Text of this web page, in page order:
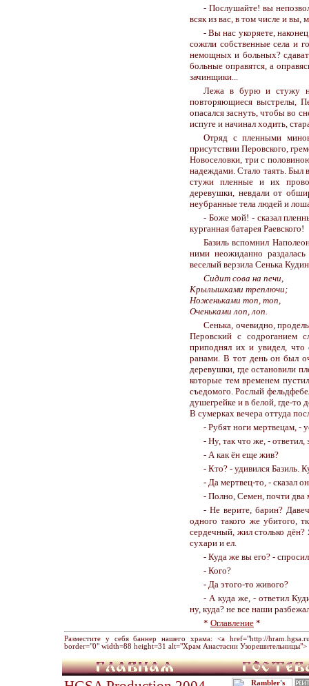
- Послушайте! вы
всяк из вас, в том числе и
- Вы нас укоряете,
сожгли собственные села и
немощных и больных?
больные оправятся, а
зачинщики...
Лежа в бурю и стужу
повторяющиеся выстрелы,
опасался заснуть, чтобы во
испуге и начинал ходить,
Отряд с пленными
присутствии Перовского,
Новоселовки, три с
надеждами. Стало таять. Был
стужи пленные и их
деревушки, невдали от
неубранные тела людей и
- Боже мой! - сказал
курганная батарея Раевского!
Базиль вспомнил
ними неожиданно
веселый верзила Сенька
Сидит сова на печи,
Крылышками треплючи;
Ноженьками топ, топ,
Оченьками лоп, лоп.
Сенька, очевидно,
Перовский с содроганием
приподнял их и увидел,
ранами. В тот день он был
деревушки, где остановили
которые тем временем
съедомого. Рослый
душегрейке и в белой, где-то
В сумерках вечера оттуда
- Рубят ноги мертвецам, -
- Ну, так что же, - ответил,
- А как ён еще жив?
- Кто? - удивился Базиль.
- Да мертвец-то, - сказал
- Полно, Семен, почти два
- Не верите, барин?
одного такого же убитого,
сердечный, жил столько
сухари и ел.
- Куда же вы его? -
- Кого?
- Да этого-то живого?
- А куда же, - ответил
ну, куда? не все наши
* Оглавление *
Разместите у себя баннер нашего храма: <a href="http://
border="0" width=88 height=31 alt="Храм Анастасии Узорешительницы">